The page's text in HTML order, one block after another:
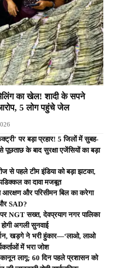
का खेल! शादी के सपने
5 लोग पहुंचे जेल
पर बड़ा प्रहार! 5 जिलों में सुबह-
पूछताछ के बाद सुरक्षा एजेंसियों का बड़ा
से पहले टीम इंडिया को बड़ा झटका,
का दावा मजबूत
और परिसीमन बिल का करेगा
SAD?
NGT सख्त, देवप्रयाग नगर पालिका
अगली सुनवाई
खड़गे ने भरी हुंकार—‘लाओ, लाओ
में भरा जोश
कानून लागू: 60 दिन पहले प्रशासन को